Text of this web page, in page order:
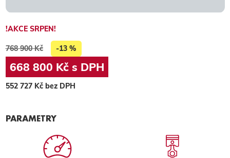
!AKCE SRPEN!
768 900 Kč -13 %
668 800 Kč s DPH
552 727 Kč bez DPH
PARAMETRY